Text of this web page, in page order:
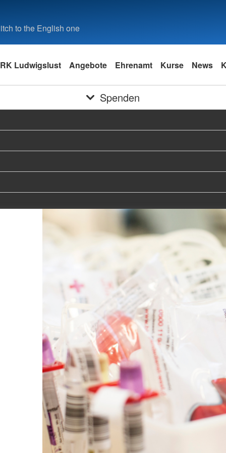
to the English one
Ludwigslust Angebote Ehrenamt Kurse News
Spenden